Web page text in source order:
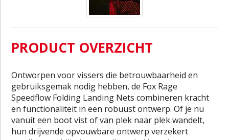
PRODUCT OVERZICHT
Ontworpen voor vissers die betrouwbaarheid en
gebruiksgemak nodig hebben, de Fox Rage
Speedflow Folding Landing Nets combineren kracht
en functionaliteit in een robuust ontwerp. Of je nu
vanuit een boot vist of van plek naar plek wandelt,
hun drijvende opvouwbare ontwerp verzekert